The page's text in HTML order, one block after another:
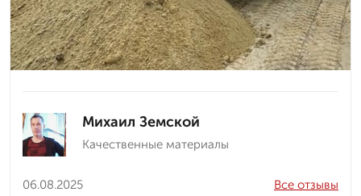
Михаил Земской
Качественные материалы
06.08.2025
Все отзывы